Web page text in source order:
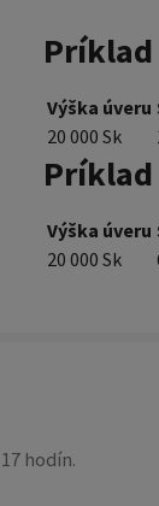
Výška úveru
20 000 Sk
Príklad
Výška úveru
20 000 Sk
hodín.